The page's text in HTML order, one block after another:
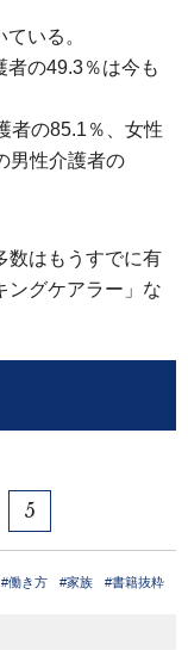
いる。
の49.3％は今も
者の85.1％、女性
男性介護者の
数はもうすでに有
ングケアラー」な
5
#働き方 #家族 #書籍抜粋